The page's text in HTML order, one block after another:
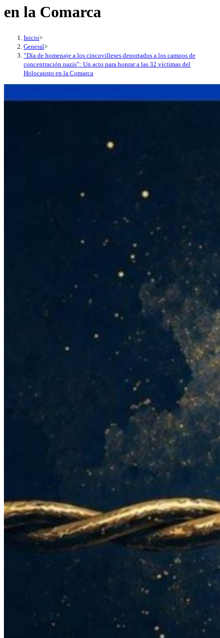
en la Comarca
Inicio>
General>
“Día de homenaje a los cincovilleses deportados a los campos de
concentración nazis”: Un acto para honrar a las 32 víctimas del
Holocausto en la Comarca